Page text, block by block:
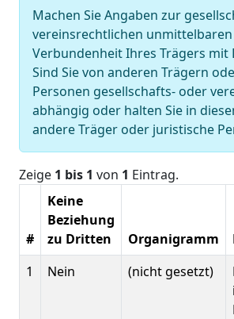
Machen Sie Angaben zur
vereinsrechtlichen unmittelbaren
Verbundenheit Ihres Trägers mit
Sind Sie von anderen Trägern
Personen gesellschafts- oder
abhängig oder halten Sie in
andere Träger oder juristische
Zeige 1 bis 1 von 1 Eintrag.
#
Keine
Beziehung
zu Dritten
Organigramm
1
Nein (nicht gesetzt)